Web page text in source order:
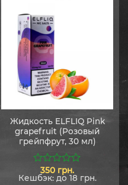
Жидкость ELFLIQ Pink
grapefruit (Розовый
грейпфрут, 30 мл)
из
350 грн.
Кешбэк:до 18 грн.